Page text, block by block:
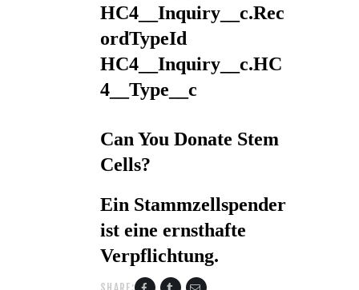
HC4__Inquiry__c.Rec
ordTypeId
HC4__Inquiry__c.HC
4__Type__c
Can You Donate Stem
Cells?
Ein Stammzellspender
ist eine ernsthafte
Verpflichtung.
SHARE: